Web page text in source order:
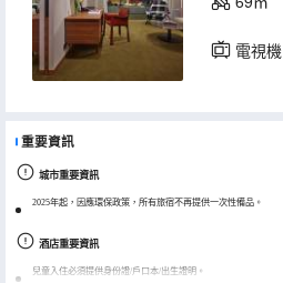
電視機
重要資訊
城市重要資訊
2025年起，因應環保政策，所有旅宿不再提供一次性備品。
酒店重要資訊
兒童入住必須提供身份證/戶口本/出生證明。